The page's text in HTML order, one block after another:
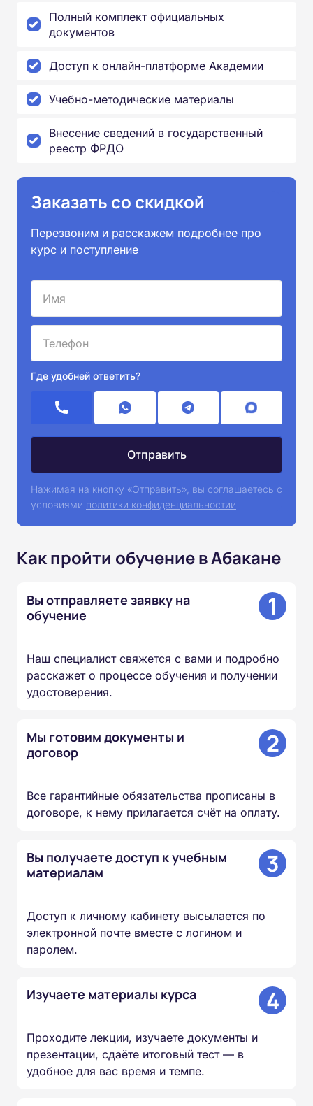
Полный комплект официальных
документов
Доступ к онлайн-платформе Академии
Учебно-методические материалы
Внесение сведений в государственный
реестр ФРДО
Заказать со скидкой
Перезвоним и расскажем подробнее про
курс и поступление
Где удобней ответить?
Нажимая на кнопку «Отправить», вы соглашаетесь с
условиями политики конфиденциальностии
Как пройти обучение в Абакане
Вы отправляете заявку на
обучение
1
Наш специалист свяжется с вами и подробно
расскажет о процессе обучения и получении
удостоверения.
Мы готовим документы и
договор
2
Все гарантийные обязательства прописаны в
договоре, к нему прилагается счёт на оплату.
Вы получаете доступ к учебным
материалам
3
Доступ к личному кабинету высылается по
электронной почте вместе с логином и
паролем.
Изучаете материалы курса 4
Проходите лекции, изучаете документы и
презентации, сдаёте итоговый тест — в
удобное для вас время и темпе.